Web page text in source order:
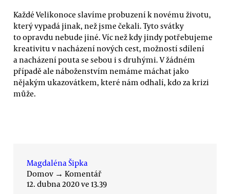
Každé Velikonoce slavíme probuzení k novému životu,
který vypadá jinak, než jsme čekali. Tyto svátky
to opravdu nebude jiné. Víc než kdy jindy potřebujeme
kreativitu v nacházení nových cest, možností sdílení
a nacházení pouta se sebou i s druhými. V žádném
případě ale náboženstvím nemáme máchat jako
nějakým ukazovátkem, které nám odhalí, kdo za krizi
může.
Magdaléna Šipka
Domov → Komentář
12. dubna 2020 ve 13.39